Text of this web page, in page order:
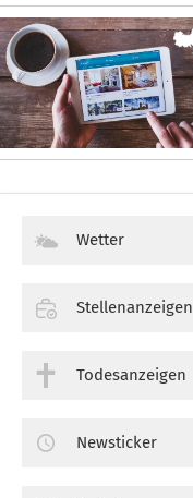
Wetter
Stellenanzeigen
Todesanzeigen
Newsticker